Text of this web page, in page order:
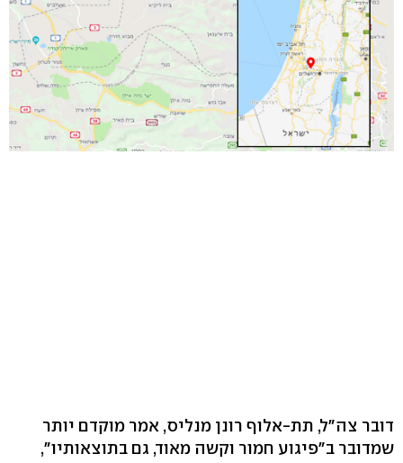
דובר צה"ל, תת-אלוף רונן מנליס, אמר מוקדם יותר
שמדובר ב"פיגוע חמור וקשה מאוד, גם בתוצאותיו",